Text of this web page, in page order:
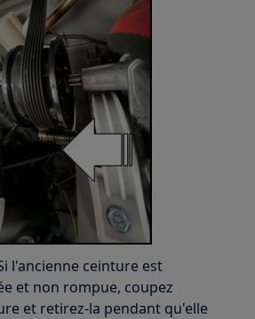
l'ancienne ceinture est
et non rompue, coupez
et retirez-la pendant qu'elle